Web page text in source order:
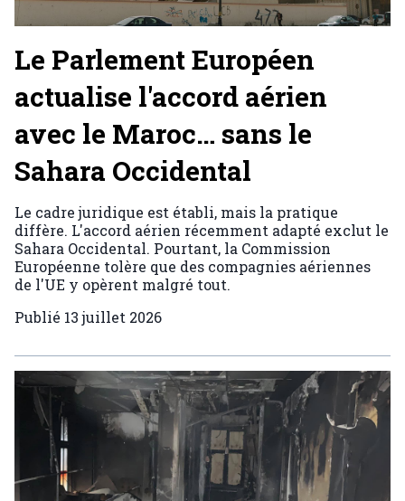
Le Parlement Européen
actualise l'accord aérien
avec le Maroc… sans le
Sahara Occidental
Le cadre juridique est établi, mais la pratique
diffère. L'accord aérien récemment adapté exclut le
Sahara Occidental. Pourtant, la Commission
Européenne tolère que des compagnies aériennes
de l'UE y opèrent malgré tout.
Publié 13 juillet 2026